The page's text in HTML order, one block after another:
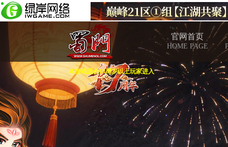
官网首页
HOME PAGE
本游戏适合18周岁以上玩家进入